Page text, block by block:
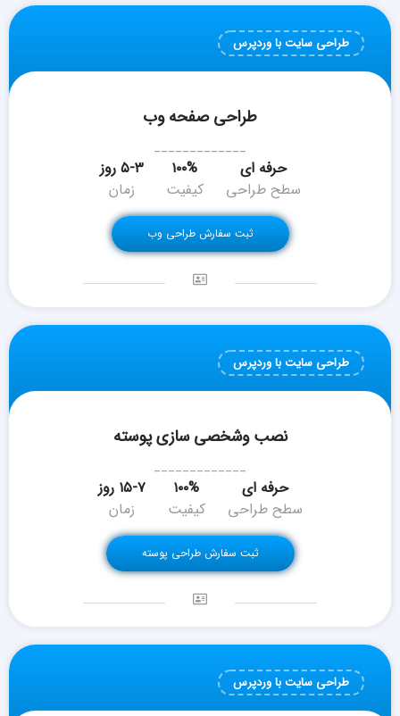
طراحی سایت با وردپرس
طراحی صفحه وب
_____________
حرفه ای
سطح طراحی
۱۰۰%
کیفیت
۵-۳ روز
زمان
ثبت سفارش طراحی وب
طراحی سایت با وردپرس
نصب وشخصی سازی پوسته
_____________
حرفه ای
سطح طراحی
۱۰۰%
کیفیت
۱۵-۷ روز
زمان
ثبت سفارش طراحی پوسته
طراحی سایت با وردپرس